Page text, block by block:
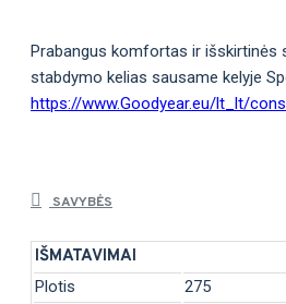
Prabangus komfortas ir išskirtinės
stabdymo kelias sausame kelyje
https://www.Goodyear.eu/lt_lt/
SAVYBĖS
IŠMATAVIMAI
Plotis
275